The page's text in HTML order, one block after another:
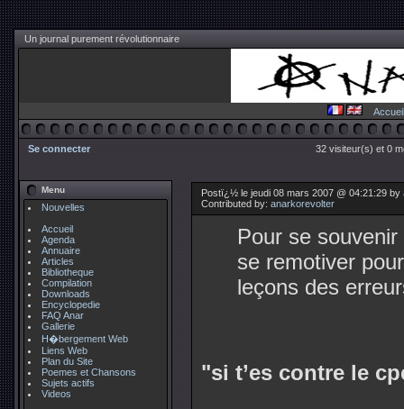
Un journal purement révolutionnaire
Accueil
Se connecter 32 visiteur(s) et 0
Menu
Nouvelles
Accueil
Agenda
Annuaire
Articles
Bibliotheque
Compilation
Downloads
Encyclopedie
FAQ Anar
Gallerie
H�bergement Web
Liens Web
Plan du Site
Poemes et Chansons
Sujets actifs
Videos
Postï¿½ le jeudi 08 mars 2007 @ 04:21:29 by
Contributed by: anarkorevolter
Pour se
se remotiver
leçons des
"si t’es contre le